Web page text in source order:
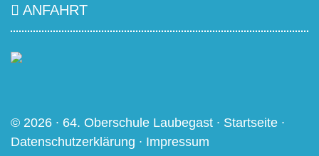
ANFAHRT
© 2026 ∙ 64. Oberschule Laubegast ∙ Startseite ∙
Datenschutzerklärung ∙ Impressum